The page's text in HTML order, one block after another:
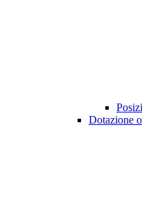
Dotazione